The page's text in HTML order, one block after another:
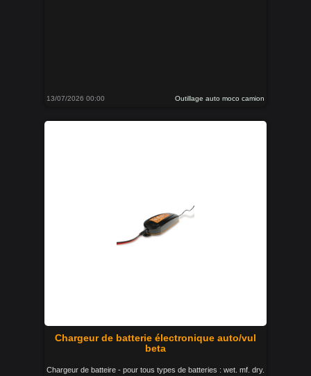
13/07/2026 00:00 Outillage auto moco camion
Chargeur de batterie électronique auto/vul
beta
Chargeur de batteire - pour tous types de batteries : wet. mf. dry.